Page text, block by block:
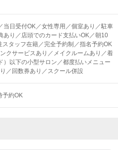
当日受付OK／女性専用／個室あり／駐車
あり／店頭でのカード支払いOK／朝10
スタッフ在籍／完全予約制／指名予約OK
クサービスあり／メイクルームあり／着
）以下の小型サロン／都度払いメニュー
／回数券あり／スクール併設
予約OK